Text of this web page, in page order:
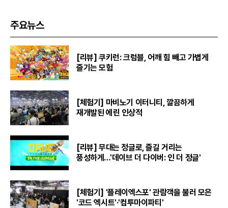
주요뉴스
[리뷰] 쿠키런: 크럼블, 어깨 힘 빼고 가볍게
즐기는 모험
[체험기] 마비노기 이터니티, 깔끔하게
재개발된 에린 인상적
[리뷰] 무대는 정글로, 즐길 거리는
풍성하게…'데이브 더 다이버: 인 더 정글'
[체험기] '플레이엑스포' 관람객을 불러 모은
'코드 엑시트'·'컴투마이파티'